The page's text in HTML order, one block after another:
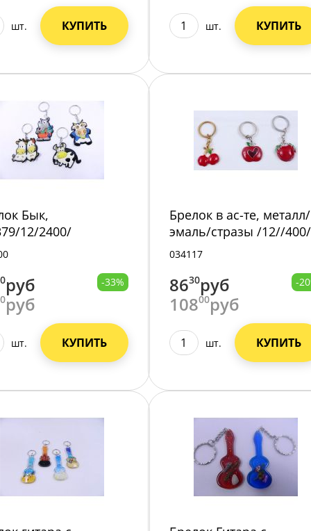
шт. КУПИТЬ шт. КУПИТЬ
Бык,
12/2400/
руб
руб
-33%
шт. КУПИТЬ
Брелок в ас-те, металл/
эмаль/стразы /12//400/
034117
8630руб
10800руб
-
шт. КУПИТЬ